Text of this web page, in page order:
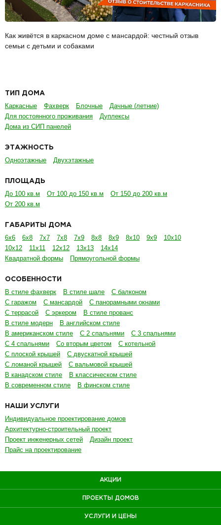
Как живётся в каркасном доме с мансардой: честный отзыв
семьи с детьми и собаками
ТИП ДОМА
Каркасные Фахверк Блочные
Дачные (летние)
Для постоянного проживания
Дуплексы
Дома из СИП панелей
ЭТАЖНОСТЬ
Одноэтажные Двухэтажные
ПЛОЩАДЬ
До 100 кв.м От 100 до 150 кв.м
От 150 до 200 кв.м
От 200 кв.м
ГАБАРИТЫ ДОМА
6х6 6х8 7х7 7х8 7х9 8х8 8х9 8х10 9х9
10х10
10х12
11х11 12х12 13х13
14х14
Квадратной формы
Прямоугольной формы
ОСОБЕННОСТИ
В стиле фахверк В стиле шале
С балконом
С гаражом
С мансардой
С панорамными окнами
С террасой
С эркером
В стиле прованс
В стиле модерн
В английском стиле
В американском стиле
С 2 спальнями
С 3 спальнями
С 4 спальнями
Со вторым цветом
С котельной
С плоской крышей
С двускатной крышей
С ломаной крышей
С вальмовой крышей
В канадском стиле
В классическом стиле
В современном стиле
В финском стиле
НАШИ УСЛУГИ
Индивидуальное проектирование домов
Архитектурно-строительный проект
Проект инженерных сетей
Дизайн проект
Прайс на проектирование
АКЦИИ
ПРОЕКТЫ ДОМОВ
УСЛУГИ И ЦЕНЫ